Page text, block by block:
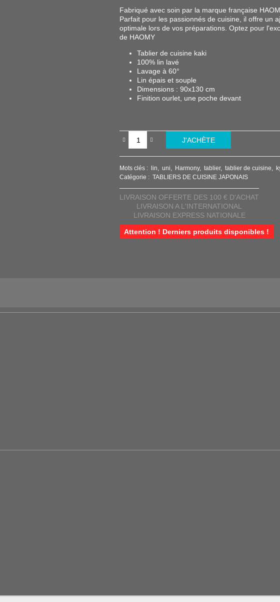
Fabriqué avec soin par la marque française
Parfait pour les passionnés de cuisine, il offre un
optimale lors de vos préparations. Optez pour
de HAOMY
Tablier de cuisine kaki
100% lin lavé
Lavage à 60°
Lin épais et souple
Dimensions : 90x130 cm
Finition ourlet, une poche devant
J'ACHÈTE
Mots clés : lin uni Harmony tablier tablier de cuisine
Catégorie : TABLIERS DE CUISINE JAPONAIS
LIVRAISON OFFERTE DES 100 € D'ACHAT
LIVRAISON A L'INTERNATIONAL
LIVRAISON EXPRESS NATIONALE
Attention ! Derniers produits disponibles !